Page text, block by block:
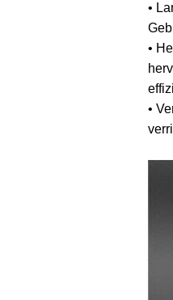
•
•
•